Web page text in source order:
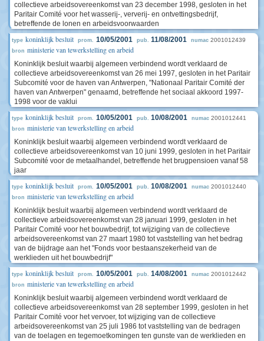
collectieve arbeidsovereenkomst van 23 december 1998, gesloten in het
Paritair Comité voor het wasserij-, ververij- en ontvettingsbedrijf,
betreffende de lonen en arbeidsvoorwaarden
type koninklijk besluit prom. 10/05/2001 pub. 11/08/2001 numac 2001012439
bron ministerie van tewerkstelling en arbeid
Koninklijk besluit waarbij algemeen verbindend wordt verklaard de
collectieve arbeidsovereenkomst van 26 mei 1997, gesloten in het Paritair
Subcomité voor de haven van Antwerpen, "Nationaal Paritair Comité der
haven van Antwerpen" genaamd, betreffende het sociaal akkoord 1997-
1998 voor de vaklui
type koninklijk besluit prom. 10/05/2001 pub. 10/08/2001 numac 2001012441
bron ministerie van tewerkstelling en arbeid
Koninklijk besluit waarbij algemeen verbindend wordt verklaard de
collectieve arbeidsovereenkomst van 10 juni 1999, gesloten in het Paritair
Subcomité voor de metaalhandel, betreffende het brugpensioen vanaf 58
jaar
type koninklijk besluit prom. 10/05/2001 pub. 10/08/2001 numac 2001012440
bron ministerie van tewerkstelling en arbeid
Koninklijk besluit waarbij algemeen verbindend wordt verklaard de
collectieve arbeidsovereenkomst van 28 januari 1999, gesloten in het
Paritair Comité voor het bouwbedrijf, tot wijziging van de collectieve
arbeidsovereenkomst van 27 maart 1980 tot vaststelling van het bedrag
van de bijdrage aan het "Fonds voor bestaanszekerheid van de
werklieden uit het bouwbedrijf"
type koninklijk besluit prom. 10/05/2001 pub. 14/08/2001 numac 2001012442
bron ministerie van tewerkstelling en arbeid
Koninklijk besluit waarbij algemeen verbindend wordt verklaard de
collectieve arbeidsovereenkomst van 28 september 1999, gesloten in het
Paritair Comité voor het vervoer, tot wijziging van de collectieve
arbeidsovereenkomst van 25 juli 1986 tot vaststelling van de bedragen
van de toelagen en tegemoetkomingen ten gunste van de werklieden en